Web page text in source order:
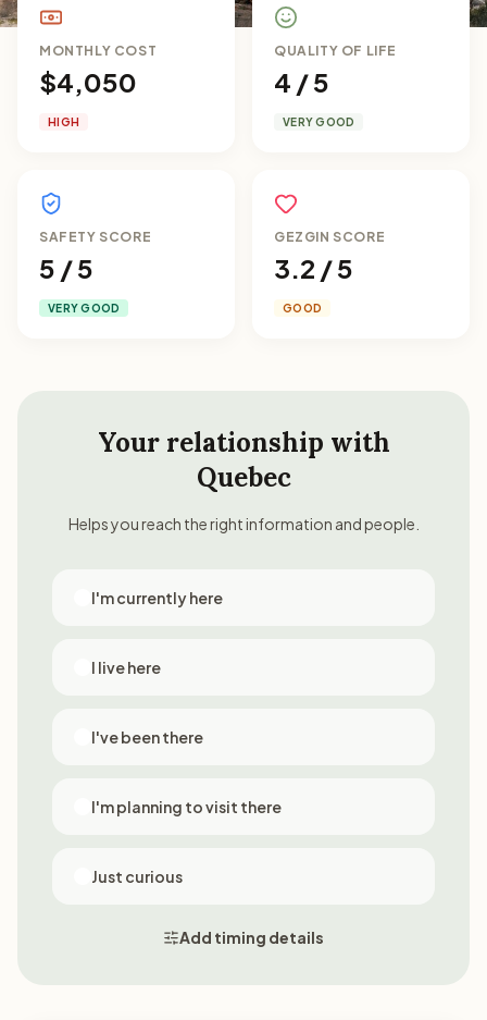
MONTHLY COST
$4,050
HIGH
QUALITY OF LIFE
4 / 5
VERY GOOD
SAFETY SCORE
5 / 5
VERY GOOD
GEZGIN SCORE
3.2 / 5
GOOD
Your relationship with
Quebec
Helps you reach the right information and people.
I'm currently here
I live here
I've been there
I'm planning to visit there
Just curious
Add timing details